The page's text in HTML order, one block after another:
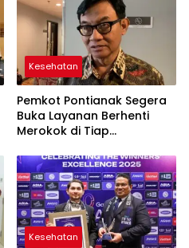
Kesehatan
Pemkot Pontianak Segera
Buka Layanan Berhenti
Merokok di Tiap
Kesehatan